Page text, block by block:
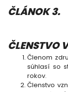
ČLÁNOK 3.
ČLENSTVO
Členom
súhlasí so
rokov.
Členstvo